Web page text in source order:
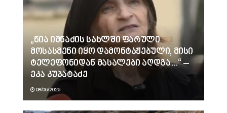
„ნია იმნაძის სახლში ფარული
მოსასმენი იყო დამონტაჟებული, მისი
ტელეფონიდან მასალები აღდგა…“ –
ეკა კუპატაძე
08/06/2026